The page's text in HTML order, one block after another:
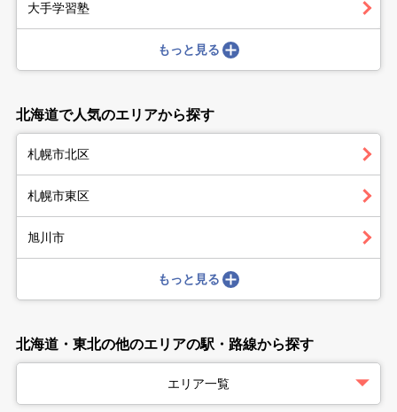
大手学習塾
もっと見る
北海道で人気のエリアから探す
札幌市北区
札幌市東区
旭川市
もっと見る
北海道・東北の他のエリアの駅・路線から探す
エリア一覧